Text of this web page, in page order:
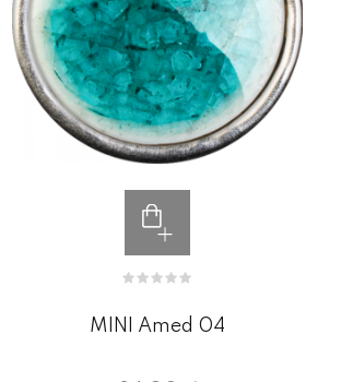
MINI Amed 04